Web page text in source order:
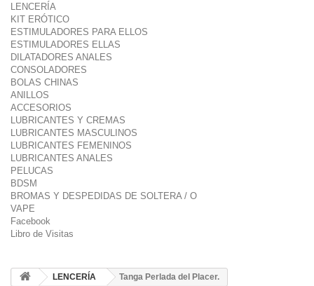
LENCERÍA
KIT ERÓTICO
ESTIMULADORES PARA ELLOS
ESTIMULADORES ELLAS
DILATADORES ANALES
CONSOLADORES
BOLAS CHINAS
ANILLOS
ACCESORIOS
LUBRICANTES Y CREMAS
LUBRICANTES MASCULINOS
LUBRICANTES FEMENINOS
LUBRICANTES ANALES
PELUCAS
BDSM
BROMAS Y DESPEDIDAS DE SOLTERA / O
VAPE
Facebook
Libro de Visitas
LENCERÍA Tanga Perlada del Placer.